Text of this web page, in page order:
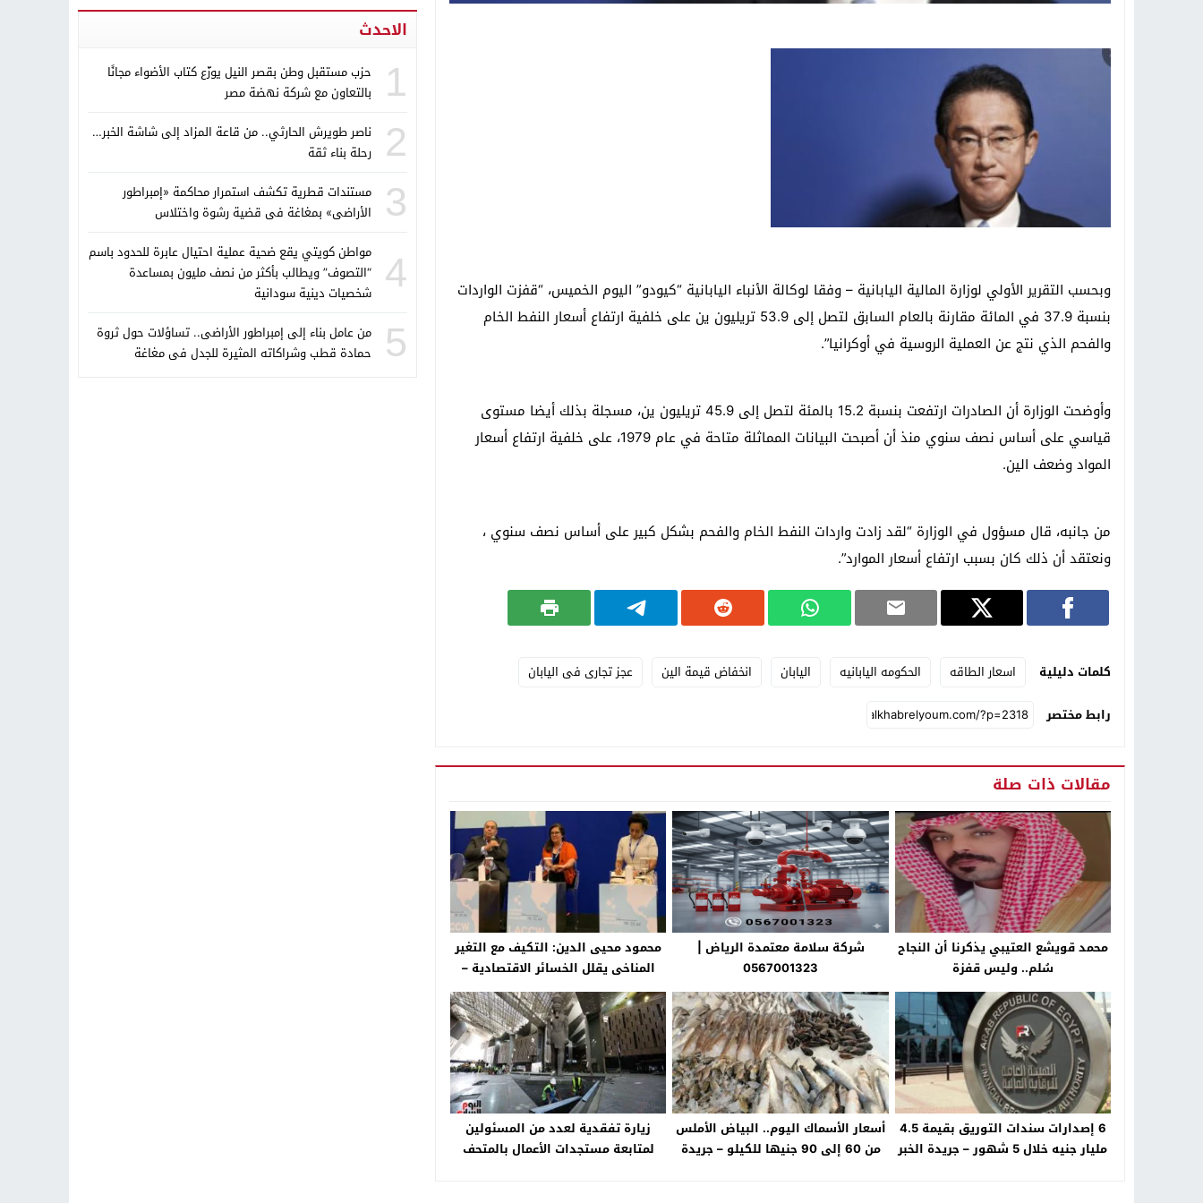
وبحسب التقرير الأولي لوزارة المالية اليابانية – وفقا لوكالة الأنباء اليابانية “كيودو” اليوم الخميس، “قفزت الواردات
بنسبة 37.9 في المائة مقارنة بالعام السابق لتصل إلى 53.9 تريليون ين على خلفية ارتفاع أسعار النفط الخام
والفحم الذي نتج عن العملية الروسية في أوكرانيا”.
وأوضحت الوزارة أن الصادرات ارتفعت بنسبة 15.2 بالمئة لتصل إلى 45.9 تريليون ين، مسجلة بذلك أيضا مستوى
قياسي على أساس نصف سنوي منذ أن أصبحت البيانات المماثلة متاحة في عام 1979، على خلفية ارتفاع أسعار
المواد وضعف الين.
من جانبه، قال مسؤول في الوزارة “لقد زادت واردات النفط الخام والفحم بشكل كبير على أساس نصف سنوي ،
ونعتقد أن ذلك كان بسبب ارتفاع أسعار الموارد”.
كلمات دليلية اسعار الطاقه الحكومه اليابانيه اليابان انخفاض قيمة الين
عجز تجارى فى اليابان
رابط مختصر
مقالات ذات صلة
محمد قويشع العتيبي يذكرنا أن النجاح
سُلم.. وليس قفزة
شركة سلامة معتمدة الرياض |
0567001323
محمود محيى الدين: التكيف مع التغير
المناخى يقلل الخسائر الاقتصادية –
جريدة الخبر اليوم
6 إصدارات سندات التوريق بقيمة 4.5
مليار جنيه خلال 5 شهور – جريدة الخبر
أسعار الأسماك اليوم.. البياض الأملس
من 60 إلى 90 جنيها للكيلو – جريدة
زيارة تفقدية لعدد من المسئولين
لمتابعة مستجدات الأعمال بالمتحف
الاحدث
1
حزب مستقبل وطن بقصر النيل يوزّع كتاب الأضواء مجانًا
بالتعاون مع شركة نهضة مصر
2
ناصر طويرش الحارثي.. من قاعة المزاد إلى شاشة الخبر…
رحلة بناء ثقة
3
مستندات قطرية تكشف استمرار محاكمة «إمبراطور
الأراضى» بمغاغة فى قضية رشوة واختلاس
4
مواطن كويتي يقع ضحية عملية احتيال عابرة للحدود باسم
“التصوف” ويطالب بأكثر من نصف مليون بمساعدة
شخصيات دينية سودانية
5
من عامل بناء إلى إمبراطور الأراضى.. تساؤلات حول ثروة
حمادة قطب وشراكاته المثيرة للجدل فى مغاغة